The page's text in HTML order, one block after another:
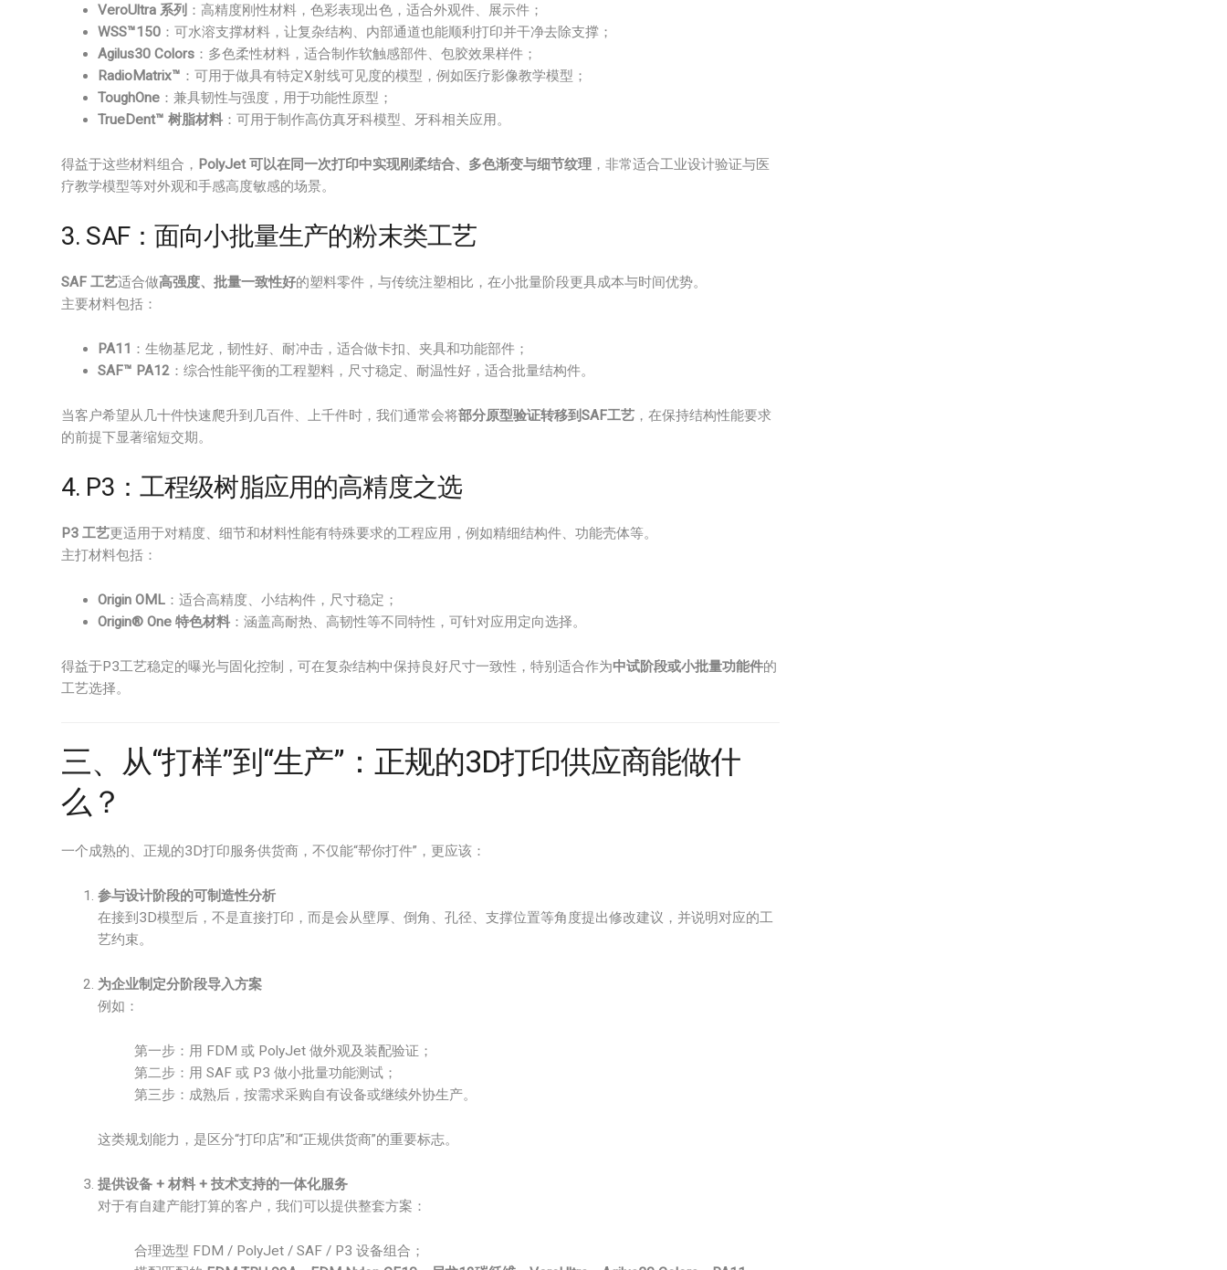
VeroUltra 系列 ：高精度刚性材料，色彩表现出色，适合外观件、展示件；
WSS™150 ：可水溶支撑材料，让复杂结构、内部通道也能顺利打印并干净去除支撑；
Agilus30 Colors ：多色柔性材料，适合制作软触感部件、包胶效果样件；
RadioMatrix™ ：可用于做具有特定X射线可见度的模型，例如医疗影像教学模型；
ToughOne ：兼具韧性与强度，用于功能性原型；
TrueDent™ 树脂材料 ：可用于制作高仿真牙科模型、牙科相关应用。
得益于这些材料组合， PolyJet 可以在同一次打印中实现刚柔结合、多色渐变与细节纹理 ，非常适合工业设计验证与医
疗教学模型等对外观和手感高度敏感的场景。
3. SAF：面向小批量生产的粉末类工艺
SAF 工艺适合做高强度、批量一致性好的塑料零件，与传统注塑相比，在小批量阶段更具成本与时间优势。
主要材料包括：
PA11 ：生物基尼龙，韧性好、耐冲击，适合做卡扣、夹具和功能部件；
SAF™ PA12 ：综合性能平衡的工程塑料，尺寸稳定、耐温性好，适合批量结构件。
当客户希望从几十件快速爬升到几百件、上千件时，我们通常会将部分原型验证转移到SAF工艺 ，在保持结构性能要求
的前提下显著缩短交期。
4. P3：工程级树脂应用的高精度之选
P3 工艺更适用于对精度、细节和材料性能有特殊要求的工程应用，例如精细结构件、功能壳体等。
主打材料包括：
Origin OML ：适合高精度、小结构件，尺寸稳定；
Origin® One 特色材料 ：涵盖高耐热、高韧性等不同特性，可针对应用定向选择。
得益于P3工艺稳定的曝光与固化控制，可在复杂结构中保持良好尺寸一致性，特别适合作为中试阶段或小批量功能件的
工艺选择。
三、从“打样”到“生产”：正规的3D打印供应商能做什
么？
一个成熟的、正规的3D打印服务供货商，不仅能“帮你打件”，更应该：
参与设计阶段的可制造性分析
在接到3D模型后，不是直接打印，而是会从壁厚、倒角、孔径、支撑位置等角度提出修改建议，并说明对应的工
艺约束。
为企业制定分阶段导入方案
例如：
第一步：用 FDM 或 PolyJet 做外观及装配验证；
第二步：用 SAF 或 P3 做小批量功能测试；
第三步：成熟后，按需求采购自有设备或继续外协生产。
这类规划能力，是区分“打印店”和“正规供货商”的重要标志。
提供设备 + 材料 + 技术支持的一体化服务
对于有自建产能打算的客户，我们可以提供整套方案：
合理选型 FDM / PolyJet / SAF / P3 设备组合；